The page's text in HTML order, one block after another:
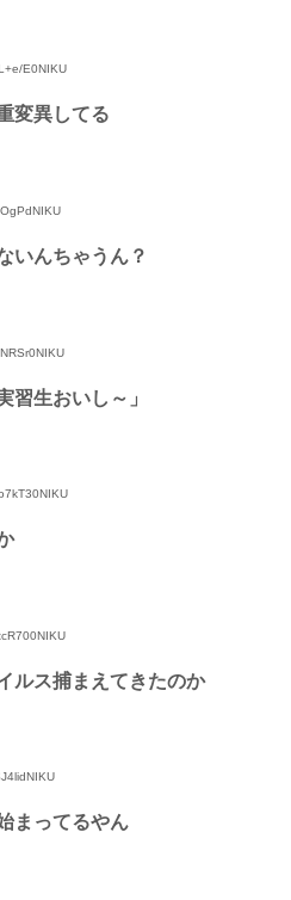
E0NIKU
変異してる
いんちゃうん？
習生おいし～」
ルス捕まえてきたのか
まってるやん